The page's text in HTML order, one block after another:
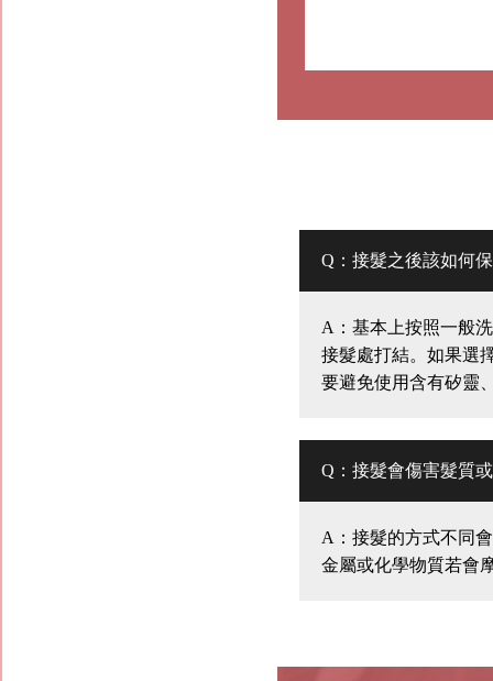
Q：接髮之後該如何
A：基本上按照一般
接髮處打結。如果選
要避免使用含有矽靈
Q：接髮會傷害髮質
A：接髮的方式不同
金屬或化學物質若會